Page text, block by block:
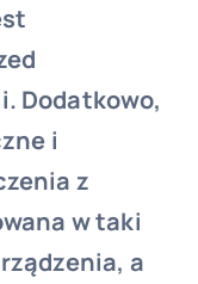
Dodatkowo,
i
z
w taki
a